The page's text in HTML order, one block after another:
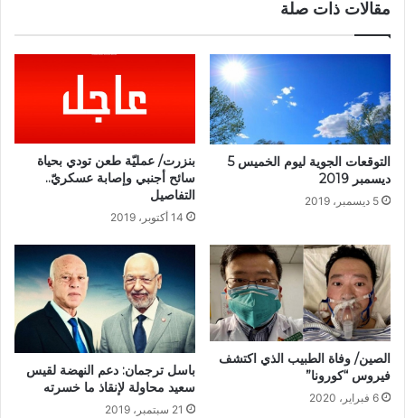
مقالات ذات صلة
التوقعات الجوية ليوم الخميس 5
ديسمبر 2019
5 ديسمبر، 2019
بنزرت/ عمليّة طعن تودي بحياة
سائح أجنبي وإصابة عسكريّ..
التفاصيل
14 أكتوبر، 2019
الصين/ وفاة الطبيب الذي اكتشف
فيروس “كورونا”
6 فبراير، 2020
باسل ترجمان: دعم النهضة لقيس
سعيد محاولة لإنقاذ ما خسرته
21 سبتمبر، 2019